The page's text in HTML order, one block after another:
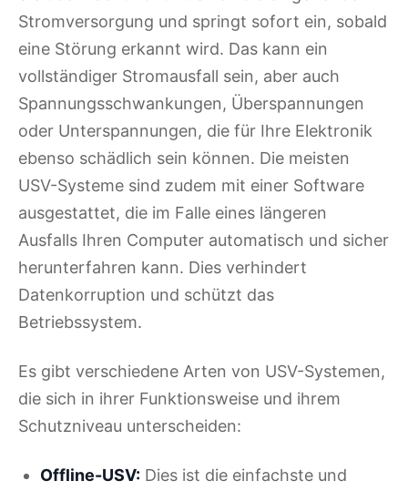
Stromversorgung und springt sofort ein, sobald
eine Störung erkannt wird. Das kann ein
vollständiger Stromausfall sein, aber auch
Spannungsschwankungen, Überspannungen
oder Unterspannungen, die für Ihre Elektronik
ebenso schädlich sein können. Die meisten
USV-Systeme sind zudem mit einer Software
ausgestattet, die im Falle eines längeren
Ausfalls Ihren Computer automatisch und sicher
herunterfahren kann. Dies verhindert
Datenkorruption und schützt das
Betriebssystem.
Es gibt verschiedene Arten von USV-Systemen,
die sich in ihrer Funktionsweise und ihrem
Schutzniveau unterscheiden:
Offline-USV: Dies ist die einfachste und